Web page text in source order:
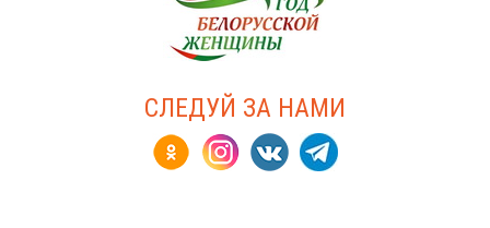
СЛЕДУЙ ЗА НАМИ